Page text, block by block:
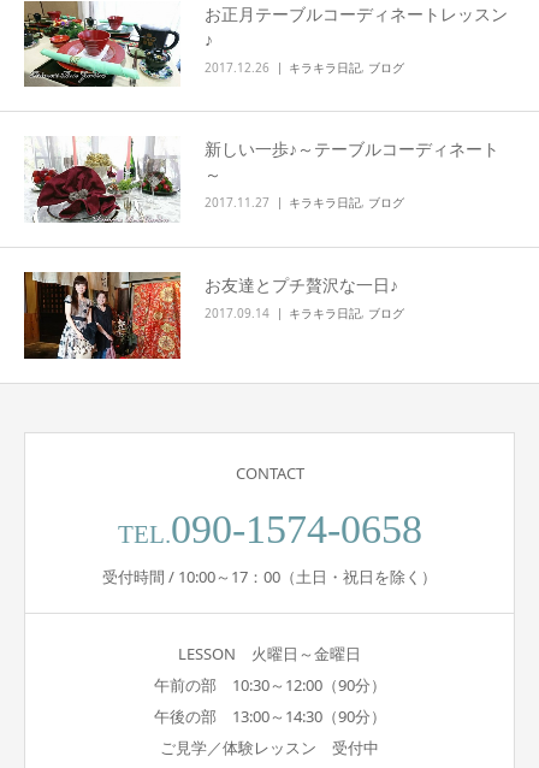
お正月テーブルコーディネートレッスン
♪
2017.12.26 キラキラ日記, ブログ
新しい一歩♪～テーブルコーディネート
～
2017.11.27 キラキラ日記, ブログ
お友達とプチ贅沢な一日♪
2017.09.14 キラキラ日記, ブログ
CONTACT
TEL.090-1574-0658
受付時間 / 10:00～17：00（土日・祝日を除く）
LESSON 火曜日～金曜日
午前の部 10:30～12:00（90分）
午後の部 13:00～14:30（90分）
ご見学／体験レッスン 受付中